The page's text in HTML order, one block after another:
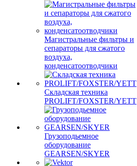
Магистральные фильтры и
сепараторы для сжатого
воздуха,
конденсатоотводчики
Складская техника
PROLIFT/FOXSTER/YETT
Грузоподьемное
оборудование
GEARSEN/SKYER